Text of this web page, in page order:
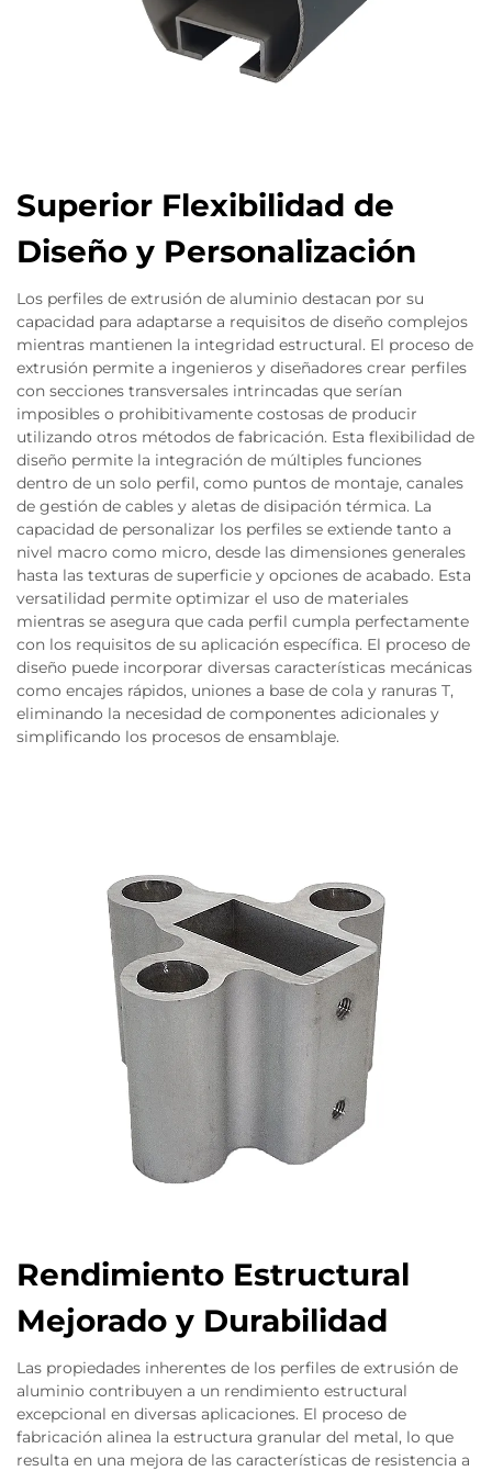
Superior Flexibilidad de
Diseño y Personalización
Los perfiles de extrusión de aluminio destacan por su
capacidad para adaptarse a requisitos de diseño complejos
mientras mantienen la integridad estructural. El proceso de
extrusión permite a ingenieros y diseñadores crear perfiles
con secciones transversales intrincadas que serían
imposibles o prohibitivamente costosas de producir
utilizando otros métodos de fabricación. Esta flexibilidad de
diseño permite la integración de múltiples funciones
dentro de un solo perfil, como puntos de montaje, canales
de gestión de cables y aletas de disipación térmica. La
capacidad de personalizar los perfiles se extiende tanto a
nivel macro como micro, desde las dimensiones generales
hasta las texturas de superficie y opciones de acabado. Esta
versatilidad permite optimizar el uso de materiales
mientras se asegura que cada perfil cumpla perfectamente
con los requisitos de su aplicación específica. El proceso de
diseño puede incorporar diversas características mecánicas
como encajes rápidos, uniones a base de cola y ranuras T,
eliminando la necesidad de componentes adicionales y
simplificando los procesos de ensamblaje.
Rendimiento Estructural
Mejorado y Durabilidad
Las propiedades inherentes de los perfiles de extrusión de
aluminio contribuyen a un rendimiento estructural
excepcional en diversas aplicaciones. El proceso de
fabricación alinea la estructura granular del metal, lo que
resulta en una mejora de las características de resistencia a